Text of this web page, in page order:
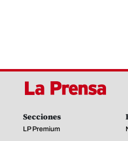
Secciones
LP Premium